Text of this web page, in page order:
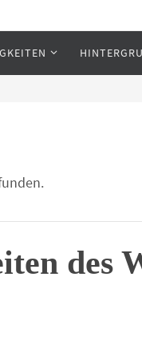
eG
des